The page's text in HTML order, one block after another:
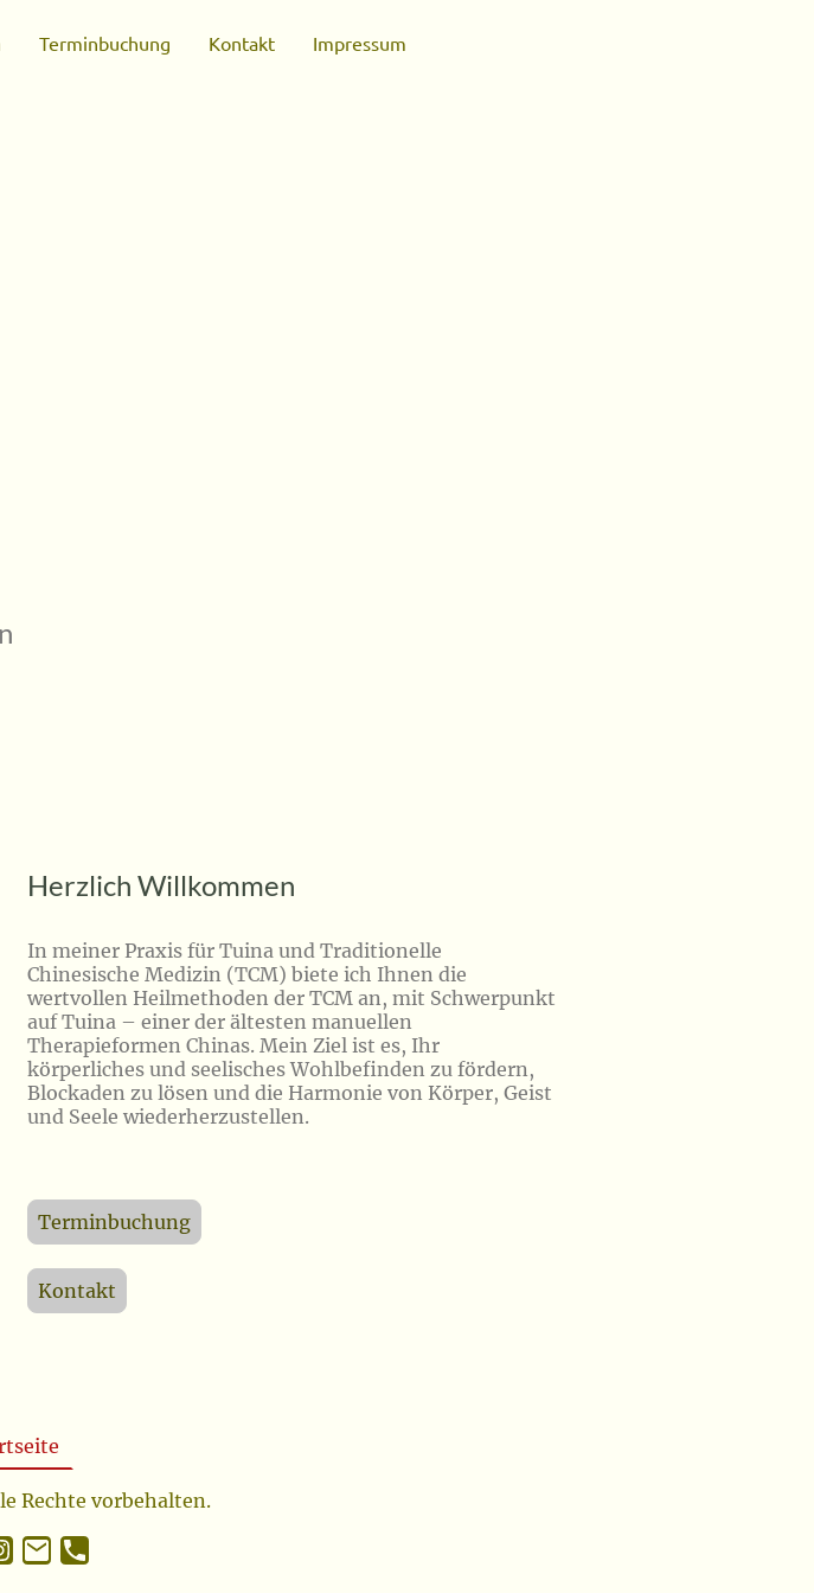
Terminbuchung Kontakt
Impressum
Herzlich Willkommen
In meiner Praxis für Tuina und Traditionelle
Chinesische Medizin (TCM) biete ich Ihnen die
wertvollen Heilmethoden der TCM an, mit Schwerpunkt
auf Tuina – einer der ältesten manuellen
Therapieformen Chinas. Mein Ziel ist es, Ihr
körperliches und seelisches Wohlbefinden zu fördern,
Blockaden zu lösen und die Harmonie von Körper, Geist
und Seele wiederherzustellen.
Terminbuchung
Kontakt
Rechte vorbehalten.